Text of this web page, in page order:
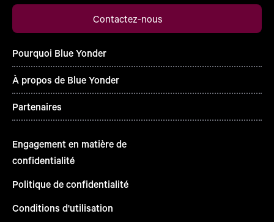
Contactez-nous
Pourquoi Blue Yonder
À propos de Blue Yonder
Partenaires
Engagement en matière de
confidentialité
Politique de confidentialité
Conditions d'utilisation